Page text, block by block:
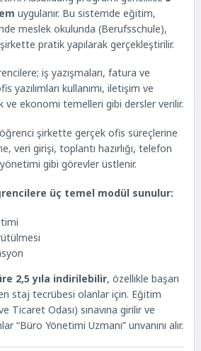
uygulanır. Bu sistemde eğitim,
meslek okulunda (Berufsschule),
pratik yapılarak gerçekleştirilir.
iş yazışmaları, fatura ve
yazılımları kullanımı, iletişim ve
ve ekonomi temelleri gibi dersler verilir.
şirkette gerçek ofis süreçlerine
veri girişi, toplantı hazırlığı, telefon
gibi görevler üstlenir.
üç temel modül sunulur:
2,5 yıla indirilebilir, özellikle başarı
staj tecrübesi olanlar için. Eğitim
Ticaret Odası) sınavına girilir ve
“Büro Yönetimi Uzmanı” unvanını alır.